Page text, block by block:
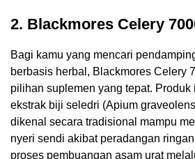
2. Blackmores Celery
Bagi kamu yang mencari
berbasis herbal, Blackmores Celery
pilihan suplemen yang tepat. Produk
ekstrak biji seledri (Apium
dikenal secara tradisional mampu
nyeri sendi akibat peradangan
proses pembuangan asam urat